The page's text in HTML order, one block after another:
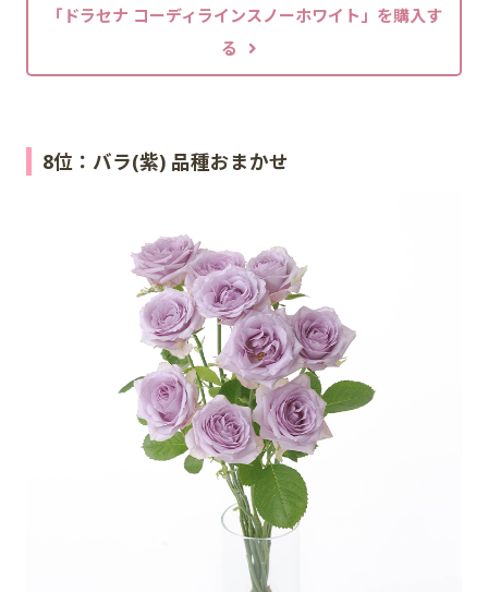
「ドラセナ コーディラインスノーホワイト」を購入す
る
8位：バラ(紫) 品種おまかせ